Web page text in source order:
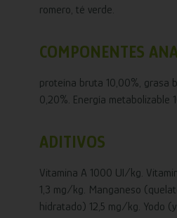
romero, té verde.
COMPONENTES
proteína bruta 10,00%, grasa
0,20%. Energía metabolizable
ADITIVOS
Vitamina A 1000 UI/kg.
1,3 mg/kg. Manganeso
hidratado) 12,5 mg/kg. Yodo